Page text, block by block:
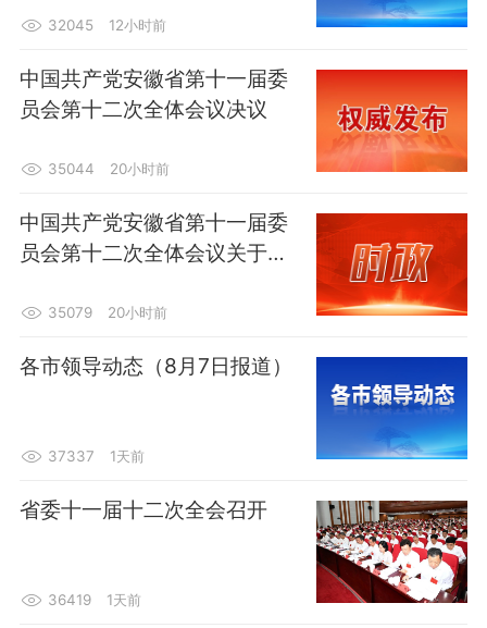
32045 12小时前
中国共产党安徽省第十一届委
员会第十二次全体会议决议
35044 20小时前
中国共产党安徽省第十一届委
员会第十二次全体会议关于召
代表大会的决议
35079 20小时前
各市领导动态（8月7日报道）
37337 1天前
省委十一届十二次全会召开
36419 1天前